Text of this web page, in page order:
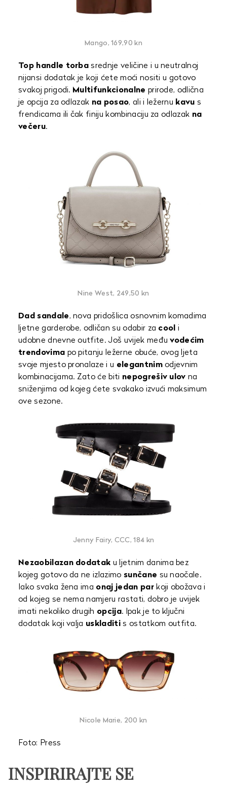
Mango, 169,90 kn
Top handle torba srednje veličine i u neutralnoj
nijansi dodatak je koji ćete moći nositi u gotovo
svakoj prigodi. Multifunkcionalne prirode, odlična
je opcija za odlazak na posao, ali i ležernu kavu s
frendicama ili čak finiju kombinaciju za odlazak na
večeru.
Nine West, 249,50 kn
Dad sandale, nova pridošlica osnovnim komadima
ljetne garderobe, odličan su odabir za cool i
udobne dnevne outfite. Još uvijek među vodećim
trendovima po pitanju ležerne obuće, ovog ljeta
svoje mjesto pronalaze i u elegantnimodjevnim
kombinacijama. Zato će biti nepogrešiv ulov na
sniženjima od kojeg ćete svakako izvući maksimum
ove sezone.
Jenny Fairy, CCC, 184 kn
Nezaobilazan dodatak u ljetnim danima bez
kojeg gotovo da ne izlazimo sunčane su naočale.
Iako svaka žena ima onaj jedan parkoji obožava i
od kojeg se nema namjeru rastati, dobro je uvijek
imati nekoliko drugih opcija. Ipak je to ključni
dodatak koji valja uskladitis ostatkom outfita.
Nicole Marie, 200 kn
Foto: Press
INSPIRIRAJTE SE